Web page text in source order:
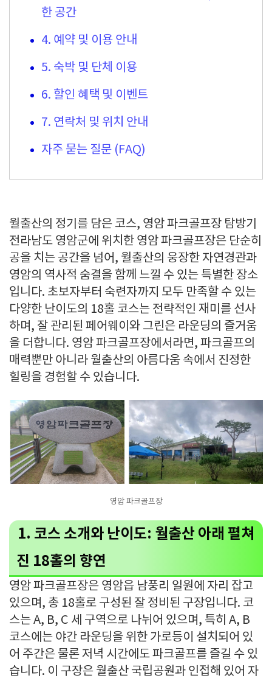
한 공간
4. 예약 및 이용 안내
5. 숙박 및 단체 이용
6. 할인 혜택 및 이벤트
7. 연락처 및 위치 안내
자주 묻는 질문 (FAQ)
월출산의 정기를 담은 코스, 영암 파크골프장 탐방기
전라남도 영암군에 위치한 영암 파크골프장은 단순히
공을 치는 공간을 넘어, 월출산의 웅장한 자연경관과
영암의 역사적 숨결을 함께 느낄 수 있는 특별한 장소
입니다. 초보자부터 숙련자까지 모두 만족할 수 있는
다양한 난이도의 18홀 코스는 전략적인 재미를 선사
하며, 잘 관리된 페어웨이와 그린은 라운딩의 즐거움
을 더합니다. 영암 파크골프장에서라면, 파크골프의
매력뿐만 아니라 월출산의 아름다움 속에서 진정한
힐링을 경험할 수 있습니다.
영암 파크골프장
1. 코스 소개와 난이도: 월출산 아래 펼쳐
진 18홀의 향연
영암 파크골프장은 영암읍 남풍리 일원에 자리 잡고
있으며, 총 18홀로 구성된 잘 정비된 구장입니다. 코
스는 A, B, C 세 구역으로 나뉘어 있으며, 특히 A, B
코스에는 야간 라운딩을 위한 가로등이 설치되어 있
어 주간은 물론 저녁 시간에도 파크골프를 즐길 수 있
습니다. 이 구장은 월출산 국립공원과 인접해 있어 자